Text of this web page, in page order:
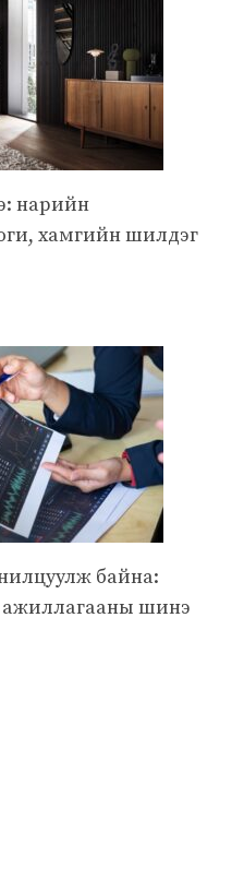
нарийн
хамгийн шилдэг
байна:
ажиллагааны шинэ